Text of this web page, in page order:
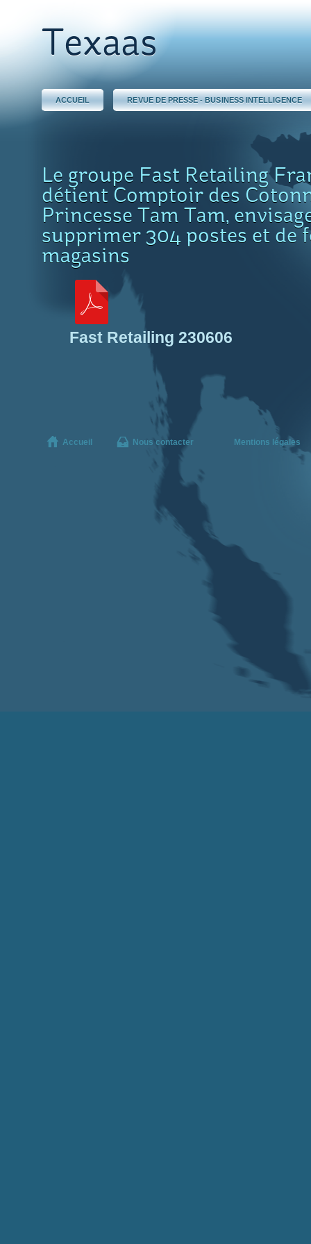
Texaas
ACCUEIL REVUE DE PRESSE - BUSINESS INTELLIGENCE
Le groupe Fast Retailing
détient Comptoir des
Princesse Tam Tam,
supprimer 304 postes et de
magasins
Fast Retailing 230606
Accueil Nous contacter Mentions légales